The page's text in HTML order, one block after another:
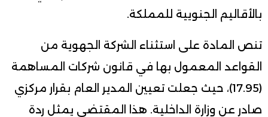
بالأقاليم الجنويية للمملكة.
تنص المادة على استثناء الشركة الجهوية من
القواعد المعمول بها في قانون شركات المساهمة
(17.95)، حيث جعلت تعيين المدير العام بقرار مركزي
صادر عن وزارة الداخلية. هذا المقتضى يمثل ردة